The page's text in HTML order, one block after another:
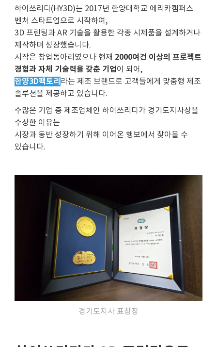
하이쓰리디(HY3D)는 2017년 한양대학교 에리카캠퍼스
벤처 스타트업으로 시작하여,
3D 프린팅과 AR 기술을 활용한 각종 시제품을 설계하거나
제작하며 성장했습니다.
시작은 창업동아리였으나 현재 2000여건 이상의 프로젝트
경험과 자체 기술력을 갖춘 기업 이 되어,
한양3D팩토리 라는 제조 브랜드로 고객들에게 맞춤형 제조
솔루션을 제공하고 있습니다.
수많은 기업 중 제조업체인 하이쓰리디가 경기도지사상을
수상한 이유는
시장과 동반 성장하기 위해 이어온 행보에서 찾아볼 수
있습니다.
경기도지사 표창장